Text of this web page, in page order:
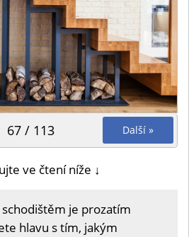
Další »
67 / 113
ve čtení níže ↓
je prozatím
hlavu s tím, jakým